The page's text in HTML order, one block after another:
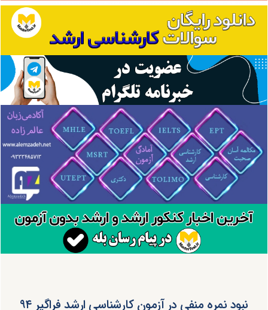
نبود نمره منفی در آزمون کارشناسی ارشد فراگیر ۹۴